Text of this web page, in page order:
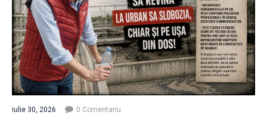
iulie 30, 2026 0 Comentariu